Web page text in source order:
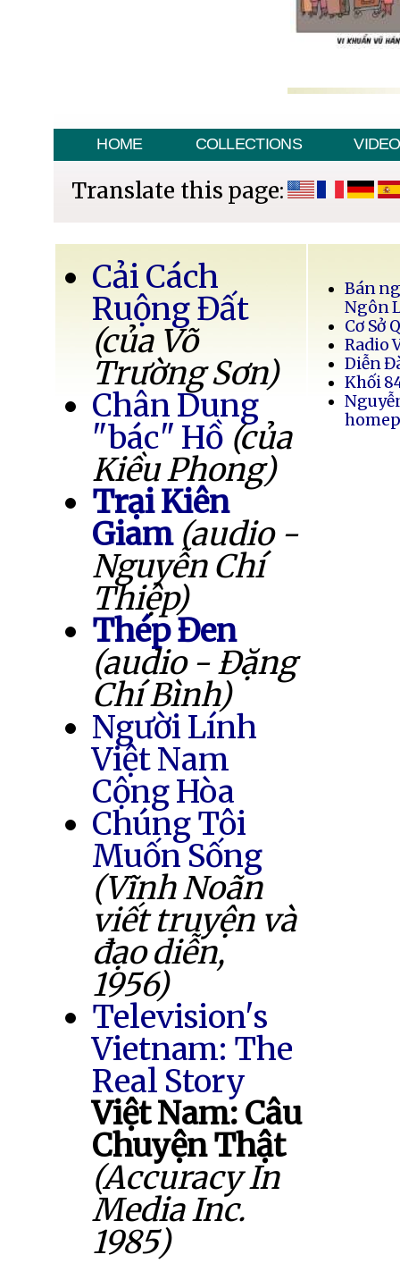
HOME COLLECTIONS VIDEO
Translate this page:
Cải Cách
Ruộng Đất
(của Võ
Trường Sơn)
Chân Dung
"bác" Hồ (của
Kiều Phong)
Trại Kiên
Giam (audio -
Nguyễn Chí
Thiệp)
Thép Đen
(audio - Đặng
Chí Bình)
Người Lính
Việt Nam
Cộng Hòa
Chúng Tôi
Muốn Sống
(Vĩnh Noãn
viết truyện và
đạo diễn,
1956)
Television's
Vietnam: The
Real Story
Việt Nam: Câu
Chuyện Thật
(Accuracy In
Media Inc.
1985)
Bán
Ngôn
Cơ Sở
Radio
Diễn
Khối